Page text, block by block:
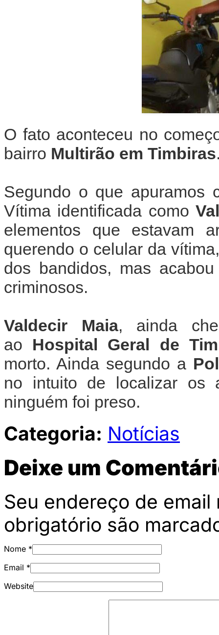
O fato aconteceu no
bairro Multirão em Timbiras
Segundo o que apuramos
Vítima identificada como
elementos que estavam
querendo o celular da
dos bandidos, mas
criminosos.
Valdecir Maia, ainda
ao Hospital Geral de
morto. Ainda segundo a
no intuito de localizar os
ninguém foi preso.
Categoria: Notícias
Deixe um
Seu endereço de
obrigatório são
Nome *
Email *
Website